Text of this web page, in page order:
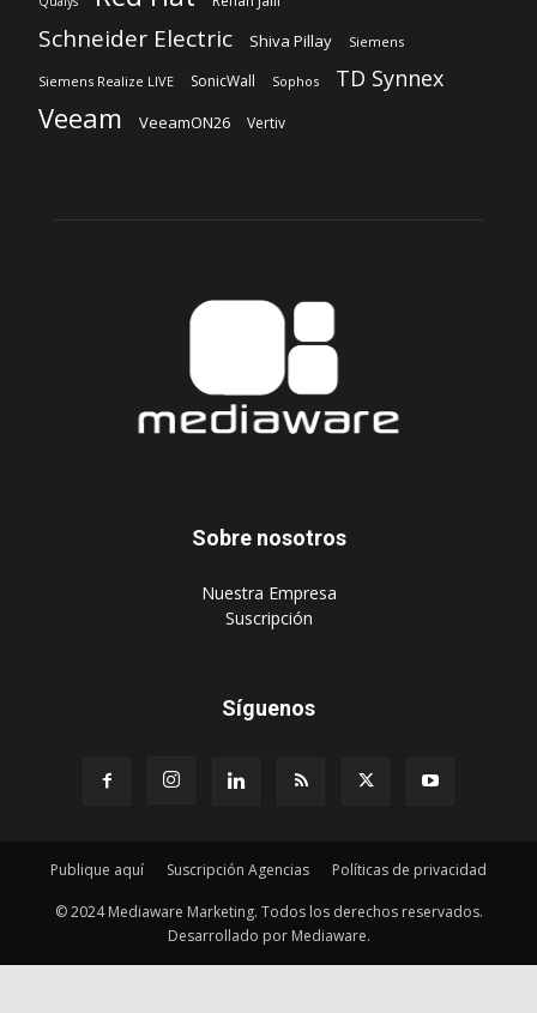
Schneider Electric Shiva Pillay Siemens
Siemens Realize LIVE SonicWall Sophos TD Synnex
Veeam VeeamON26 Vertiv
Sobre nosotros
‎Nuestra Empresa
‎Suscripción
Síguenos
Publique aquí Suscripción Agencias Políticas de privacidad
© 2024 Mediaware Marketing. Todos los derechos reservados.
Desarrollado por Mediaware.